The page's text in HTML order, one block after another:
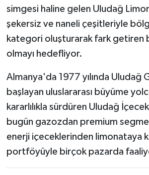
simgesi haline gelen Uludağ
şekersiz ve naneli çeşitleriyle
kategori oluşturarak fark getiren
olmayı hedefliyor.
Almanya'da 1977 yılında Uludağ
başlayan uluslararası büyüme
kararlılıkla sürdüren Uludağ
bugün gazozdan premium
enerji içeceklerinden limonataya
portföyüyle birçok pazarda